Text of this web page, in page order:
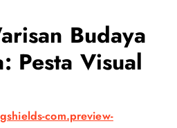
Budaya
Pesta Visual
com.preview-